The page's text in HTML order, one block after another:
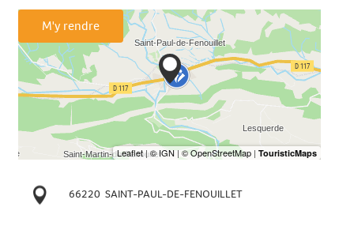
M'y rendre
66220 SAINT-PAUL-DE-FENOUILLET